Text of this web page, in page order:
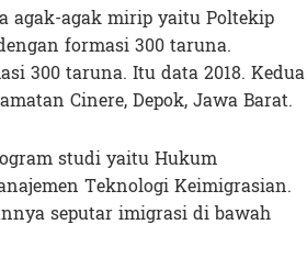
agak-agak mirip yaitu Poltekip
formasi 300 taruna.
300 taruna. Itu data 2018. Kedua
Cinere, Depok, Jawa Barat.
studi yaitu Hukum
Teknologi Keimigrasian.
seputar imigrasi di bawah